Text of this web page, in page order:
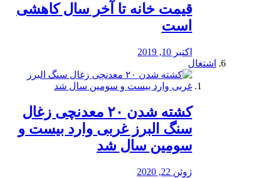
قیمت خانه تا آخر سال کاهشی
است
اکتبر 10, 2019
اشتغال
کشته شدن ۲۰ معدنچی زغال
سنگ البرز غربی وارد بیست و
سومین سال شد
ژوئن 22, 2020